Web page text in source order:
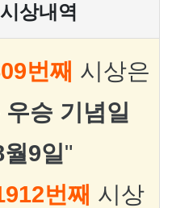
시상내역
번째 시상은
승 기념일
9일 "
번째 시상